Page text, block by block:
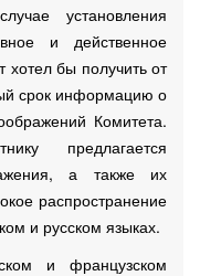
установления
и действенное
хотел бы получить от
срок информацию о
Комитета.
предлагается
а также их
распространение
и русском языках.
и французском